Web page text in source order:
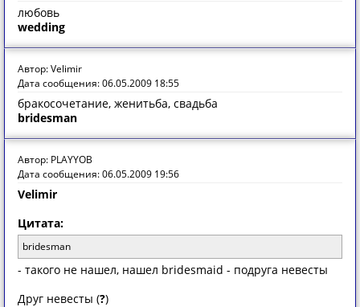
любовь
wedding
Автор: Velimir
Дата сообщения: 06.05.2009 18:55
бракосочетание, женитьба, свадьба
bridesman
Автор: PLAYYOB
Дата сообщения: 06.05.2009 19:56
Velimir
Цитата:
bridesman
- такого не нашел, нашел bridesmaid - подруга невесты
Друг невесты (?)